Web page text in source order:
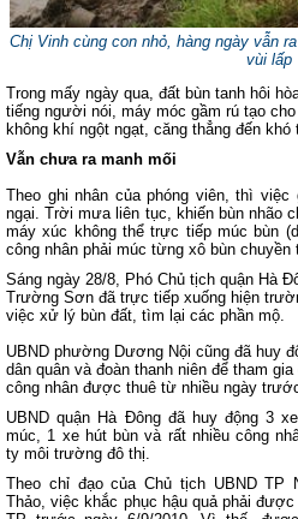
Chị Vinh cùng con nhỏ, hàng ngày vẫn
vùi lấp
Trong mấy ngày qua, đất bùn tanh hôi
tiếng người nói, máy móc gầm rú tạo
không khí ngột ngạt, căng thẳng đến khó
Vẫn chưa ra manh mối
Theo ghi nhân của phóng viên, thì
ngại. Trời mưa liên tục, khiến bùn nhão
máy xúc không thể trực tiếp múc bùn
công nhân phải múc từng xô bùn
Sáng ngày 28/8, Phó Chủ tịch quận Hà
Trường Sơn đã trực tiếp xuống hiện
việc xử lý bùn đất, tìm lại các phần mộ.
UBND phường Dương Nội cũng đã huy
dân quân và đoàn thanh niên để tham gia
công nhân được thuê từ nhiều ngày
UBND quận Hà Đông đã huy động 3
múc, 1 xe hút bùn và rất nhiều công
ty môi trường đô thị.
Theo chỉ đạo của Chủ tịch UBND TP
Thảo, việc khắc phục hậu quả phải